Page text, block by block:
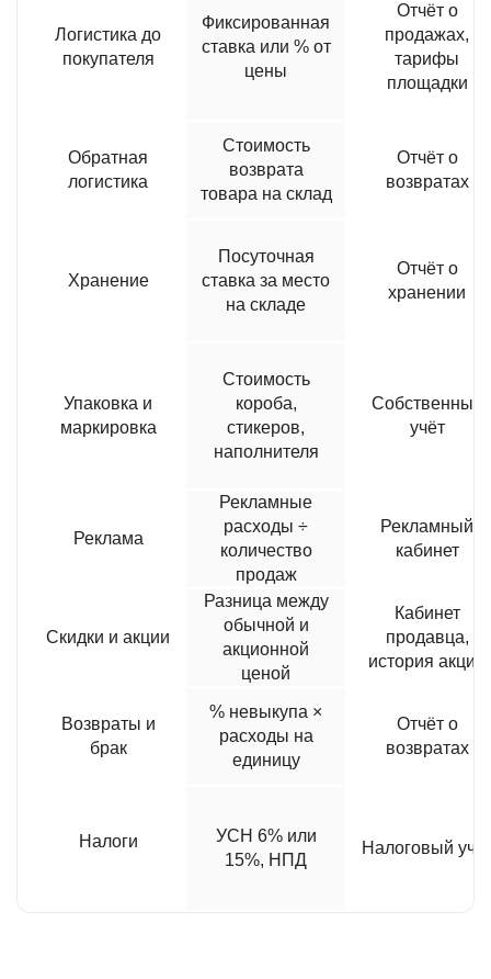
Логистика до
покупателя
Фиксированная
ставка или % от
цены
Отчёт о
продажах,
тарифы
площадки
Обратная
логистика
Стоимость
возврата
товара на склад
Отчёт о
возвратах
Хранение
Посуточная
ставка за место
на складе
Отчёт о
хранении
Упаковка и
маркировка
Стоимость
короба,
стикеров,
наполнителя
Собственный
учёт
Реклама
Рекламные
расходы ÷
количество
продаж
Рекламный
кабинет
Скидки и акции
Разница между
обычной и
акционной
ценой
Кабинет
продавца,
история акций
Возвраты и
брак
% невыкупа ×
расходы на
единицу
Отчёт о
возвратах
Налоги
УСН 6% или
15%, НПД
Налоговый